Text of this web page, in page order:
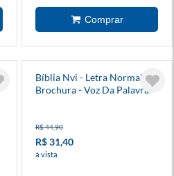
Bíblia Nvi - Letra Normal -
Brochura - Voz Da Palavra
R$ 44,90
R$ 31,40
à vista